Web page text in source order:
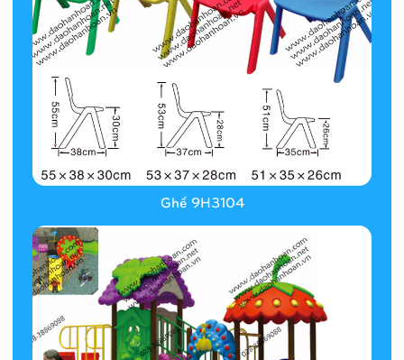
Ghế 9H3104